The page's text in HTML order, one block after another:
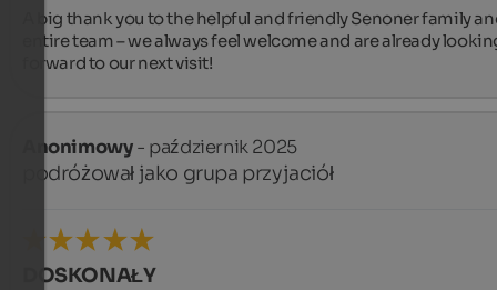
A big thank you to the helpful and friendly Senoner family
entire team – we always feel welcome and are already
forward to our next visit!
Anonimowy- październik 2025
podróżował jako grupa przyjaciół
DOSKONAŁY